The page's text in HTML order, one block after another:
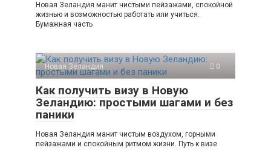
Новая Зеландия манит чистыми пейзажами, спокойной
жизнью и возможностью работать или учиться.
Бумажная часть
Новая Зеландия 0
Как получить визу в Новую
Зеландию: простыми шагами и без
паники
Новая Зеландия манит чистым воздухом, горными
пейзажами и спокойным ритмом жизни. Путь к визе